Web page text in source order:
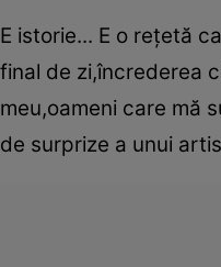
E istorie... E o reţetă
final de zi,încrederea
meu,oameni care mă
de surprize a unui